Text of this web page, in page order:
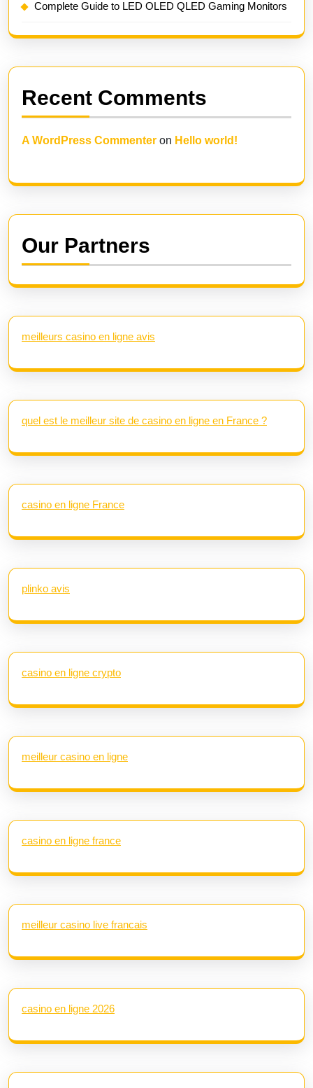
Complete Guide to LED OLED QLED Gaming Monitors
Recent Comments
A WordPress Commenter on Hello world!
Our Partners
meilleurs casino en ligne avis
quel est le meilleur site de casino en ligne en France ?
casino en ligne France
plinko avis
casino en ligne crypto
meilleur casino en ligne
casino en ligne france
meilleur casino live francais
casino en ligne 2026